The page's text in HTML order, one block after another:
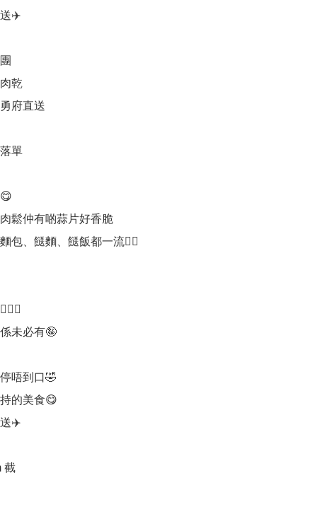
✈️
乾
府直送
單
鬆仲有啲蒜片好香脆
包、餸麵、餸飯都一流👍🏻
未必有🤪
唔到口🤣
的美食😋
✈️
截